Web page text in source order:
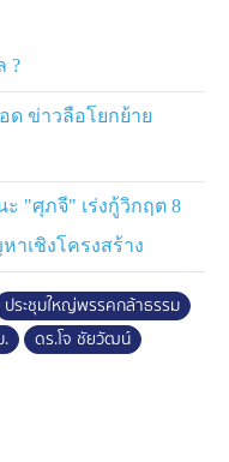
ป็นนายทะเบียนพรรคฯ
กการที่พรรคประชาชน
รทำงานของรัฐบาล
สส.อ่างทอง พรรค
กว่าเป็นสิทธิ์ของฝ่าย
รับผิดชอบโดยตรงใน
รี
ำงานของฝ่ายค้านว่า
ไร แต่ส่วนตัวมองว่า
?
ด ข่าวลือโยกย้าย
"ศุภจี" เร่งกู้วิกฤต 8
าเชิงโครงสร้าง
ประชุมใหญ่พรรคกล้าธรรม
. ดร.โจ ชัยวัฒน์